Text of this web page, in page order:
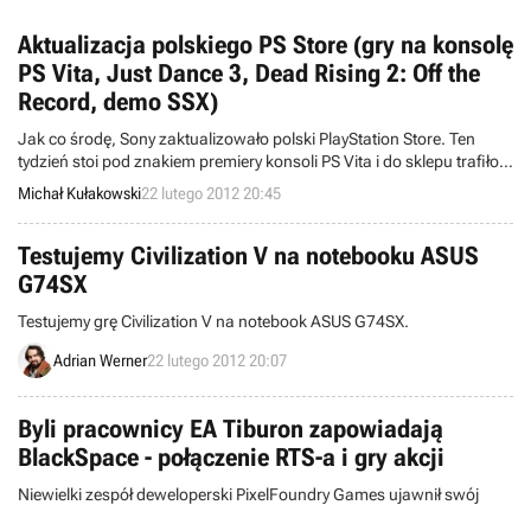
Aktualizacja polskiego PS Store (gry na konsolę
PS Vita, Just Dance 3, Dead Rising 2: Off the
Record, demo SSX)
Jak co środę, Sony zaktualizowało polski PlayStation Store. Ten
tydzień stoi pod znakiem premiery konsoli PS Vita i do sklepu trafiło
już kilkadziesiąt gier dostępnych na tę platformę.
Michał Kułakowski22 lutego 2012 20:45
Testujemy Civilization V na notebooku ASUS
G74SX
Testujemy grę Civilization V na notebook ASUS G74SX.
Adrian Werner22 lutego 2012 20:07
Byli pracownicy EA Tiburon zapowiadają
BlackSpace - połączenie RTS-a i gry akcji
Niewielki zespół deweloperski PixelFoundry Games ujawnił swój